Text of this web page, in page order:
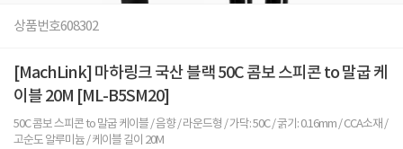
상품번호608302
[MachLink] 마하링크 국산 블랙 50C 콤보 스피콘 to 말굽 케
이블 20M [ML-B5SM20]
50C 콤보 스피콘 to 말굽 케이블 / 음향 / 라운드형 / 가닥: 50C / 굵기: 0.16mm / CCA소재 /
고순도 알루미늄 / 케이블 길이 20M